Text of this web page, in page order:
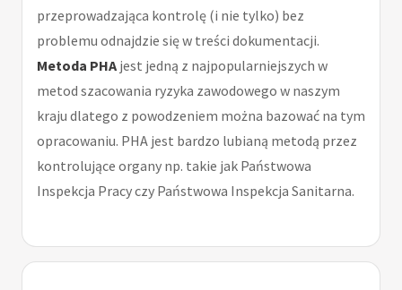
przeprowadzająca kontrolę (i nie tylko) bez
problemu odnajdzie się w treści dokumentacji.
Metoda PHA jest jedną z najpopularniejszych w
metod szacowania ryzyka zawodowego w naszym
kraju dlatego z powodzeniem można bazować na tym
opracowaniu. PHA jest bardzo lubianą metodą przez
kontrolujące organy np. takie jak Państwowa
Inspekcja Pracy czy Państwowa Inspekcja Sanitarna.